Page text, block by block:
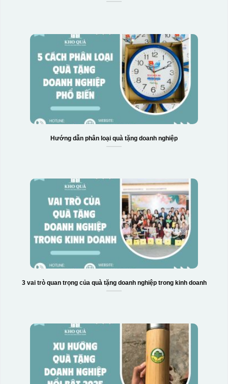
Hộp xi 2 cốc
Hướng dẫn phân loại quà tặng doanh nghiệp
3 vai trò quan trọng của quà tặng doanh nghiệp trong kinh doanh